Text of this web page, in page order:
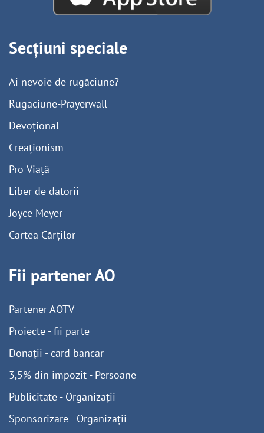
Secțiuni speciale
Ai nevoie de rugăciune?
Rugaciune-Prayerwall
Devoțional
Creaționism
Pro-Viață
Liber de datorii
Joyce Meyer
Cartea Cărților
Fii partener AO
Partener AOTV
Proiecte - fii parte
Donații - card bancar
3,5% din impozit - Persoane
Publicitate - Organizații
Sponsorizare - Organizații